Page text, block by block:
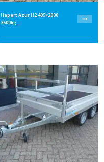
Hapert Azur H2 405×2000
3500kg